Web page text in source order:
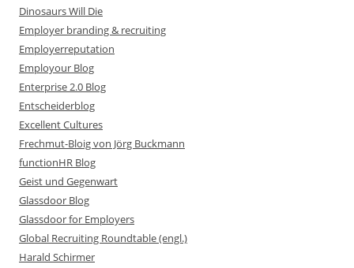
Dinosaurs Will Die
Employer branding & recruiting
Employerreputation
Employour Blog
Enterprise 2.0 Blog
Entscheiderblog
Excellent Cultures
Frechmut-Bloig von Jörg Buckmann
functionHR Blog
Geist und Gegenwart
Glassdoor Blog
Glassdoor for Employers
Global Recruiting Roundtable (engl.)
Harald Schirmer